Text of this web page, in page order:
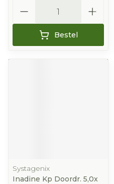
Bestel
Systagenix
Inadine Kp Doordr. 5,0x